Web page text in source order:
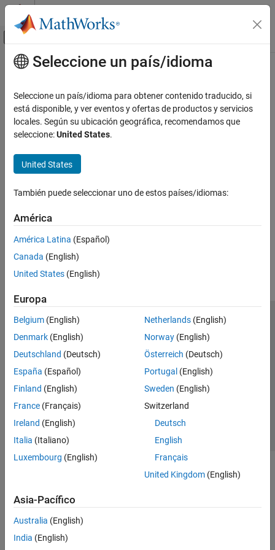
Saltar al contenido
Mostrar/ocultar menú de navegación
Inicio de Documentación
Contenido principal
¿Qué tan útil fue esta traducción?
Seleccione un país/idioma
Seleccione un país/idioma para obtener contenido traducido, si
está disponible, y ver eventos y ofertas de productos y servicios
locales. Según su ubicación geográfica, recomendamos que
seleccione:United States.
United States
También puede seleccionar uno de estos países/idiomas:
América
América Latina (Español)
Canada (English)
United States (English)
Europa
Belgium (English)
Denmark (English)
Deutschland (Deutsch)
España (Español)
Finland (English)
France (Français)
Ireland (English)
Italia (Italiano)
Luxembourg (English)
Netherlands(English)
Norway(English)
Österreich (Deutsch)
Portugal (English)
Sweden (English)
Switzerland
Deutsch
English
Français
United Kingdom(English)
Asia-Pacífico
Australia (English)
India (English)
Centro de confianza
Marcas comerciales
Política de privacidad
Antipiratería
Estado de las aplicaciones
Información de contacto
© 1994-2026 The MathWorks, Inc.